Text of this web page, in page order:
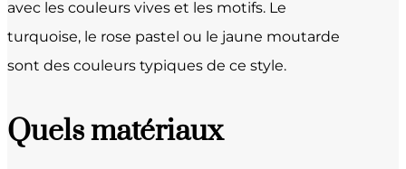
avec les couleurs vives et les motifs. Le
turquoise, le rose pastel ou le jaune moutarde
sont des couleurs typiques de ce style.
Quels matériaux